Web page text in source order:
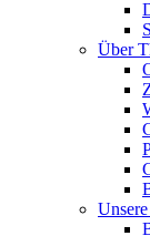
Über